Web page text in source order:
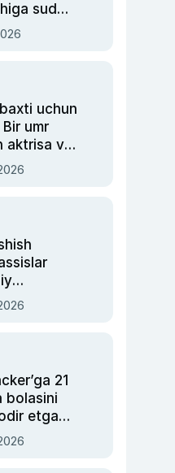
sud
uchun
Bir umr
aktrisa va
xavotir
21
bolasini
etgan
o‘qildi